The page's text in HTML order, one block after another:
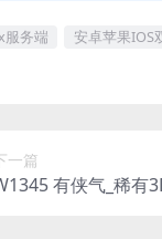
服务端 安卓苹果IOS
一篇
有侠气_稀有